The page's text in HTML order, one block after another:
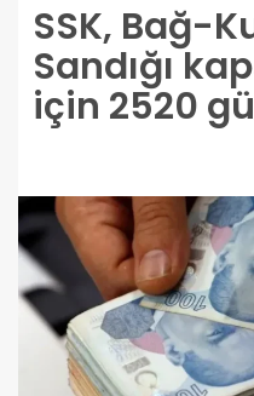
SSK, Bağ-
Sandığı
için 2520